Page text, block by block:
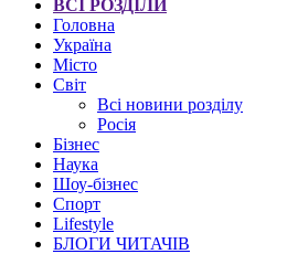
ВСІ РОЗДІЛИ
Головна
Україна
Місто
Світ
Всі новини розділу
Росія
Бізнес
Наука
Шоу-бізнес
Спорт
Lifestyle
БЛОГИ ЧИТАЧІВ